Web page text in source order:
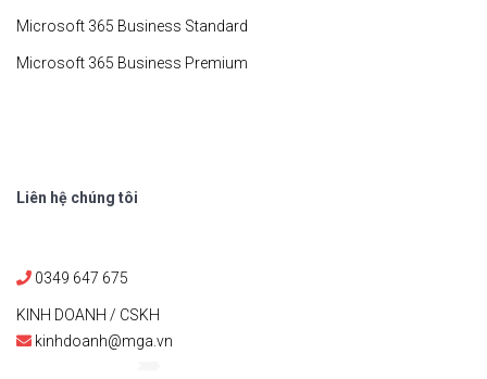
Microsoft 365 Business Standard
Microsoft 365 Business Premium
Liên hệ chúng tôi
0349 647 675
KINH DOANH / CSKH
kinhdoanh@mga.vn